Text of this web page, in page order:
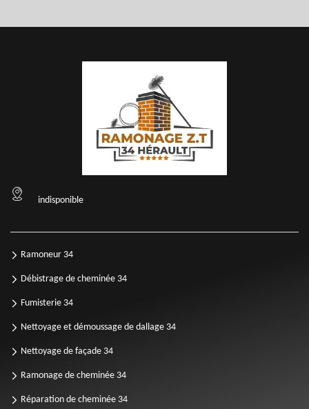
indisponible
Ramoneur 34
Débistrage de cheminée 34
Fumisterie 34
Nettoyage et démoussage de dallage 34
Nettoyage de façade 34
Ramonage de cheminée 34
Réparation de cheminée 34